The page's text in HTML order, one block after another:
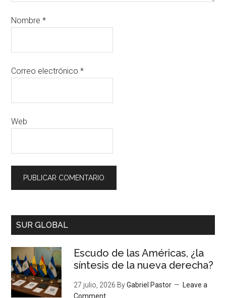
Nombre*
Correo electrónico*
Web
SUR GLOBAL
Escudo de las Américas, ¿la
síntesis de la nueva derecha?
27 julio, 2026 ByGabriel Pastor
Leave a
Comment